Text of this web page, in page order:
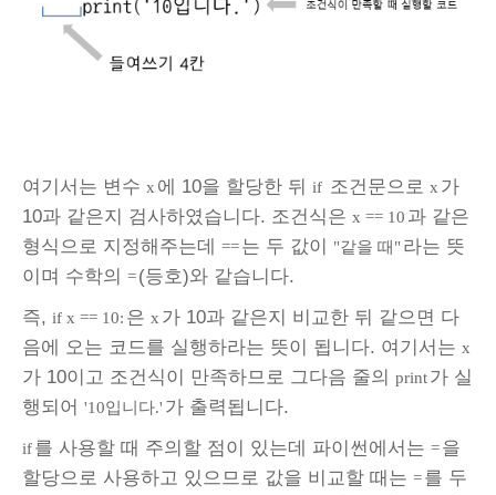
여기서는 변수 x 에 10을 할당한 뒤 if 조건문으로 x 가
10과 같은지 검사하였습니다. 조건식은 x == 10 과 같은
형식으로 지정해주는데 ==는 두 값이 "같을 때" 라는 뜻
이며 수학의 =(등호)와 같습니다.
즉, if x == 10: 은 x 가 10과 같은지 비교한 뒤 같으면 다
음에 오는 코드를 실행하라는 뜻이 됩니다. 여기서는 x
가 10이고 조건식이 만족하므로 그다음 줄의 print가 실
행되어 '10입니다.' 가 출력됩니다.
if를 사용할 때 주의할 점이 있는데 파이썬에서는 =을
할당으로 사용하고 있으므로 값을 비교할 때는 =를 두